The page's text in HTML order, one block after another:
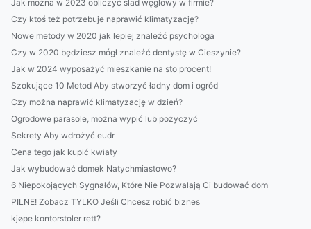
Jak można w 2023 obliczyć ślad węglowy w firmie?
Czy ktoś też potrzebuje naprawić klimatyzację?
Nowe metody w 2020 jak lepiej znaleźć psychologa
Czy w 2020 będziesz mógł znaleźć dentystę w Cieszynie?
Jak w 2024 wyposażyć mieszkanie na sto procent!
Szokujące 10 Metod Aby stworzyć ładny dom i ogród
Czy można naprawić klimatyzację w dzień?
Ogrodowe parasole, można wypić lub pożyczyć
Sekrety Aby wdrożyć eudr
Cena tego jak kupić kwiaty
Jak wybudować domek Natychmiastowo?
6 Niepokojących Sygnałów, Które Nie Pozwalają Ci budować dom
PILNE! Zobacz TYLKO Jeśli Chcesz robić biznes
kjøpe kontorstoler rett?